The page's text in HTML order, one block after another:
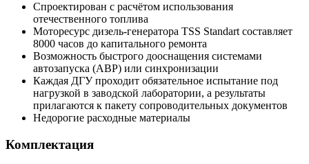
Спроектирован с расчётом использования
отечественного топлива
Моторесурс дизель-генератора TSS Standart составляет
8000 часов до капитального ремонта
Возможность быстрого дооснащения системами
автозапуска (АВР) или синхронизации
Каждая ДГУ проходит обязательное испытание под
нагрузкой в заводской лаборатории, а результаты
прилагаются к пакету сопроводительных документов
Недорогие расходные материалы
Комплектация